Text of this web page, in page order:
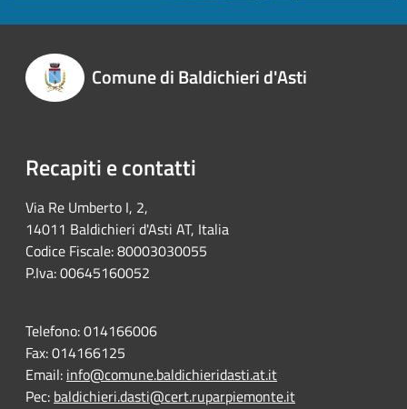
Comune di Baldichieri d'Asti
Recapiti e contatti
Via Re Umberto I, 2,
14011 Baldichieri d'Asti AT, Italia
Codice Fiscale: 80003030055
P.Iva: 00645160052
Telefono:014166006
Fax:014166125
Email: info@comune.baldichieridasti.at.it
Pec: baldichieri.dasti@cert.ruparpiemonte.it